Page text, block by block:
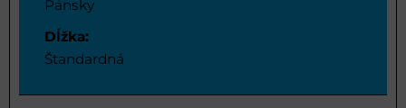
Pánsky
Dĺžka:
Štandardná